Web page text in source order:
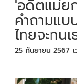
'อดีตแม่ย
คำถามแบ
ไทยจะทน
25 กันยายน 2567 เ